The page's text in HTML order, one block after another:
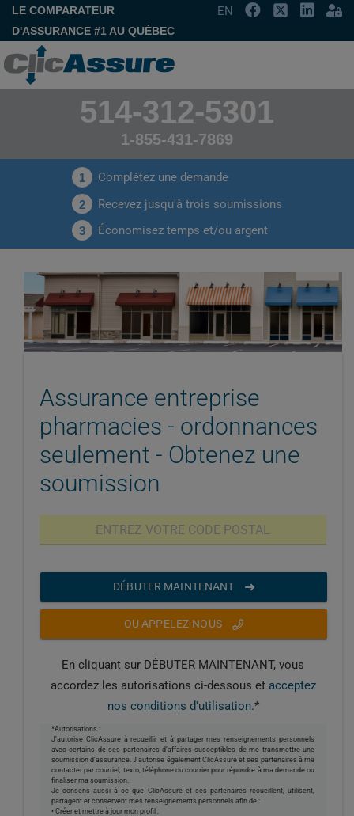
LE COMPARATEUR
D'ASSURANCE #1 AU QUÉBEC
EN
514-312-5301
1-855-431-7869
1 Complétez une demande
2 Recevez jusqu'à trois soumissions
3 Économisez temps et/ou argent
Assurance entreprise
pharmacies - ordonnances
seulement - Obtenez une
soumission
DÉBUTER MAINTENANT
OU APPELEZ-NOUS
En cliquant sur DÉBUTER MAINTENANT, vous
accordez les autorisations ci-dessous et acceptez
nos conditions d'utilisation.*
*Autorisations :
J’autorise ClicAssure à recueillir et à partager mes renseignements personnels
avec certains de ses partenaires d’affaires susceptibles de me transmettre une
soumission d’assurance. J'autorise également ClicAssure et ses partenaires à me
contacter par courriel, texto, téléphone ou courrier pour répondre à ma demande ou
finaliser ma soumission.
Je consens aussi à ce que ClicAssure et ses partenaires recueillent, utilisent,
partagent et conservent mes renseignements personnels afin de :
• Créer et mettre à jour mon profil ;